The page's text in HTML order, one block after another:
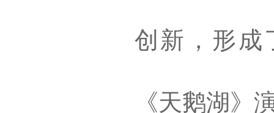
创新，形成
《天鹅湖》